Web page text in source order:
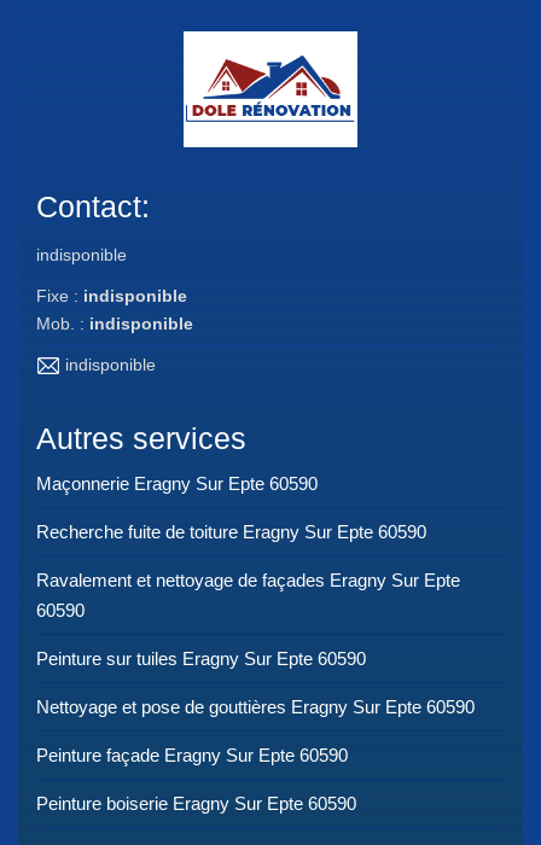
Contact:
indisponible
Fixe : indisponible
Mob. : indisponible
indisponible
Autres services
Maçonnerie Eragny Sur Epte 60590
Recherche fuite de toiture Eragny Sur Epte 60590
Ravalement et nettoyage de façades Eragny Sur Epte
60590
Peinture sur tuiles Eragny Sur Epte 60590
Nettoyage et pose de gouttières Eragny Sur Epte 60590
Peinture façade Eragny Sur Epte 60590
Peinture boiserie Eragny Sur Epte 60590